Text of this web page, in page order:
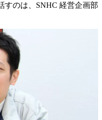
すのは、SNHC 経営企画部